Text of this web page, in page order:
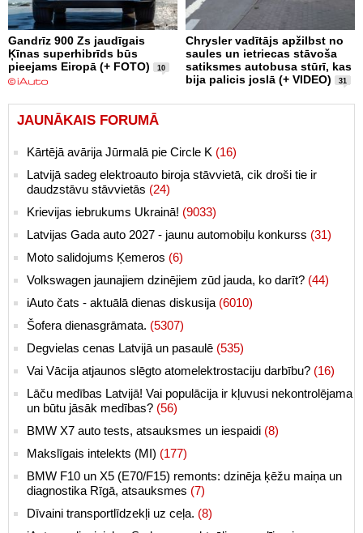
Gandrīz 900 Zs jaudīgais
Ķīnas superhibrīds būs
pieejams Eiropā (+ FOTO)
10
Chrysler vadītājs apžilbst no
saules un ietriecas stāvoša
satiksmes autobusa stūrī, kas
bija palicis joslā (+ VIDEO)
31
JAUNĀKAIS FORUMĀ
Kārtējā avārija Jūrmalā pie Circle K (16)
Latvijā sadeg elektroauto biroja stāvvietā, cik droši tie ir
daudzstāvu stāvvietās (24)
Krievijas iebrukums Ukrainā! (9033)
Latvijas Gada auto 2027 - jaunu automobiļu konkurss (31)
Moto salidojums Ķemeros (6)
Volkswagen jaunajiem dzinējiem zūd jauda, ko darīt? (44)
iAuto čats - aktuālā dienas diskusija (6010)
Šofera dienasgrāmata. (5307)
Degvielas cenas Latvijā un pasaulē (535)
Vai Vācija atjaunos slēgto atomelektrostaciju darbību? (16)
Lāču medības Latvijā! Vai populācija ir kļuvusi nekontrolējama
un būtu jāsāk medības? (56)
BMW X7 auto tests, atsauksmes un iespaidi (8)
Makslīgais intelekts (MI) (177)
BMW F10 un X5 (E70/F15) remonts: dzinēja ķēžu maiņa un
diagnostika Rīgā, atsauksmes (7)
Dīvaini transportlīdzekļi uz ceļa. (8)